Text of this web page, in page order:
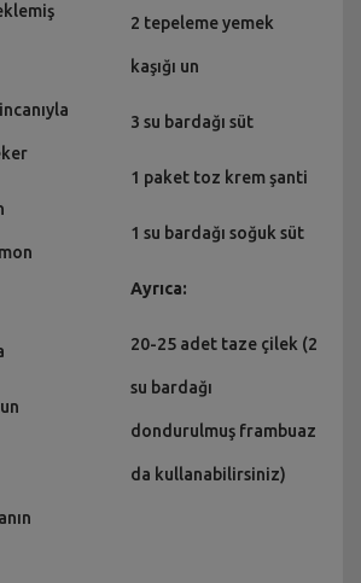
2 tepeleme yemek
kaşığı un
3 su bardağı süt
1 paket toz krem şanti
1 su bardağı soğuk süt
Ayrıca:
20-25 adet taze çilek (2
su bardağı
dondurulmuş frambuaz
da kullanabilirsiniz)